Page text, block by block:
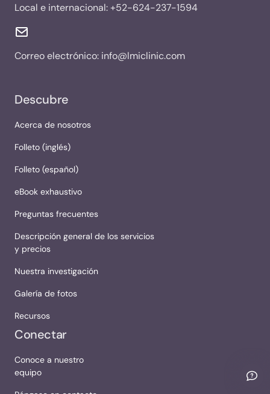
Local e internacional:+52-624-237-1594
Correo electrónico: info@lmiclinic.com
Descubre
Acerca de nosotros
Folleto (inglés)
Folleto (español)
eBook exhaustivo
Preguntas frecuentes
Descripción general de los servicios
y precios
Nuestra investigación
Galería de fotos
Recursos
Conectar
Conoce a nuestro
equipo